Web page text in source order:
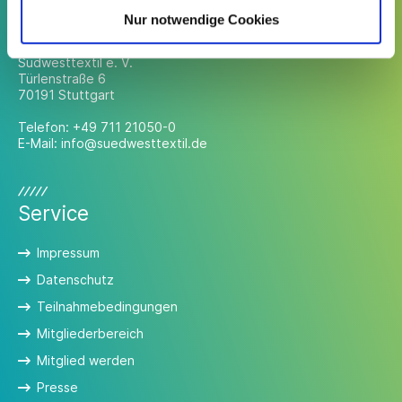
Nur notwendige Cookies
Südwesttextil e. V.
Türlenstraße 6
70191 Stuttgart
Telefon: +49 711 21050-0
E-Mail: info@suedwesttextil.de
Service
Impressum
Datenschutz
Teilnahmebedingungen
Mitgliederbereich
Mitglied werden
Presse